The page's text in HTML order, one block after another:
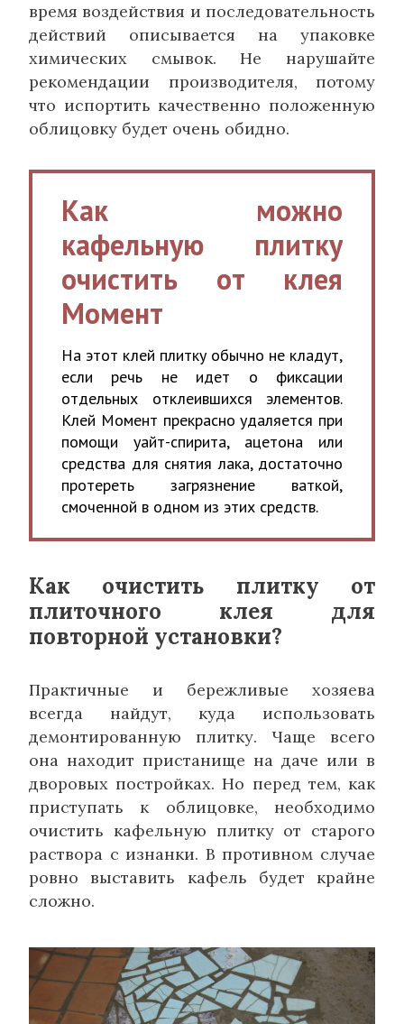
время воздействия и последовательность
действий описывается на упаковке
химических смывок. Не нарушайте
рекомендации производителя, потому
что испортить качественно положенную
облицовку будет очень обидно.
Как можно
кафельную плитку
очистить от клея
Момент
На этот клей плитку обычно не кладут,
если речь не идет о фиксации
отдельных отклеившихся элементов.
Клей Момент прекрасно удаляется при
помощи уайт-спирита, ацетона или
средства для снятия лака, достаточно
протереть загрязнение ваткой,
смоченной в одном из этих средств.
Как очистить плитку от
плиточного клея для
повторной установки?
Практичные и бережливые хозяева
всегда найдут, куда использовать
демонтированную плитку. Чаще всего
она находит пристанище на даче или в
дворовых постройках. Но перед тем, как
приступать к облицовке, необходимо
очистить кафельную плитку от старого
раствора с изнанки. В противном случае
ровно выставить кафель будет крайне
сложно.